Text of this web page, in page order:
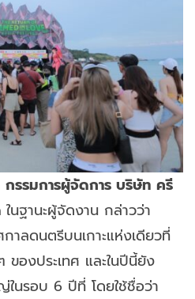
กรรมการผู้จัดการ บริษัท ครี
ในฐานะผู้จัดงาน กล่าวว่า
าลดนตรีบนเกาะแห่งเดียวที่
องประเทศ และในปีนี้ยัง
ในรอบ 6 ปีที่ โดยใช้ชื่อว่า